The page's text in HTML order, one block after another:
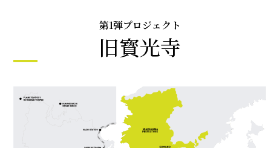
第1弾プロジェクト
旧寳光寺